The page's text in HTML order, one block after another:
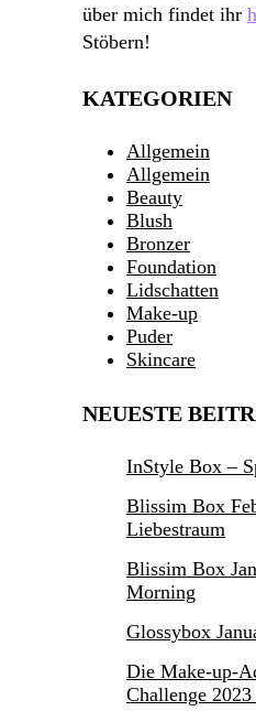
über mich findet ihr
Stöbern!
KATEGORIEN
Allgemein
Allgemein
Beauty
Blush
Bronzer
Foundation
Lidschatten
Make-up
Puder
Skincare
NEUESTE
InStyle Box –
Blissim Box
Liebestraum
Blissim Box
Morning
Glossybox
Die Make-up-
Challenge